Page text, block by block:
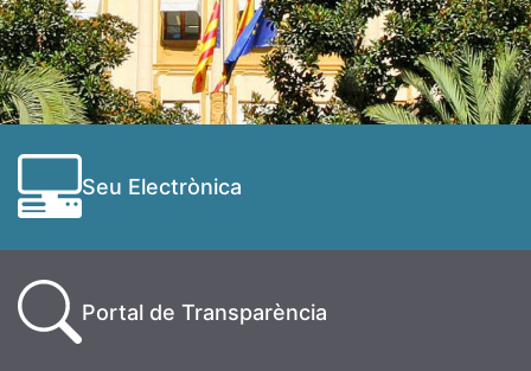
Seu Electrònica
Portal de Transparència